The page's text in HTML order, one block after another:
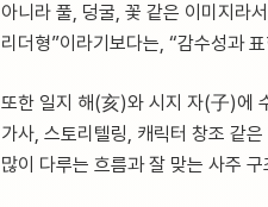
아니라 풀, 덩굴, 꽃 같은 이미지라
리더형”이라기보다는, “감수성과
또한 일지 해(亥)와 시지 자(子)에
가사, 스토리텔링, 캐릭터 창조 같
많이 다루는 흐름과 잘 맞는 사주 구